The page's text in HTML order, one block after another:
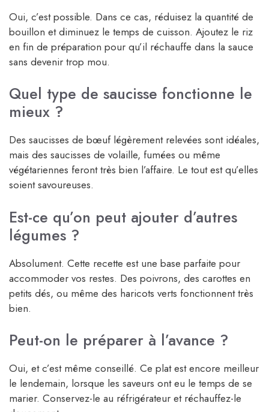
Oui, c’est possible. Dans ce cas, réduisez la quantité de
bouillon et diminuez le temps de cuisson. Ajoutez le riz
en fin de préparation pour qu’il réchauffe dans la sauce
sans devenir trop mou.
Quel type de saucisse fonctionne le
mieux ?
Des saucisses de bœuf légèrement relevées sont idéales,
mais des saucisses de volaille, fumées ou même
végétariennes feront très bien l’affaire. Le tout est qu’elles
soient savoureuses.
Est-ce qu’on peut ajouter d’autres
légumes ?
Absolument. Cette recette est une base parfaite pour
accommoder vos restes. Des poivrons, des carottes en
petits dés, ou même des haricots verts fonctionnent très
bien.
Peut-on le préparer à l’avance ?
Oui, et c’est même conseillé. Ce plat est encore meilleur
le lendemain, lorsque les saveurs ont eu le temps de se
marier. Conservez-le au réfrigérateur et réchauffez-le